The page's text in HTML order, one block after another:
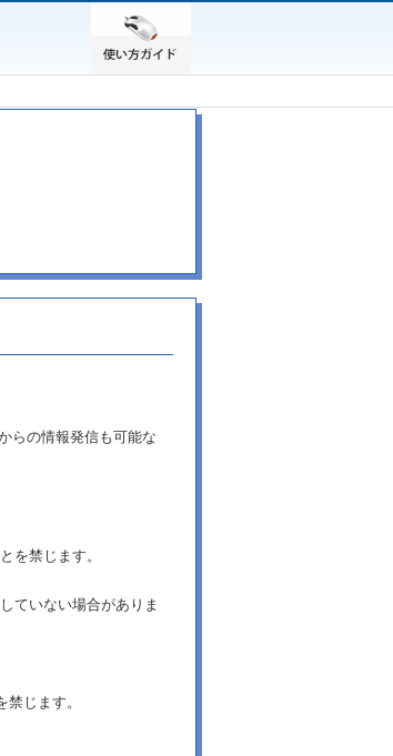
らの情報発信も可能な
を禁じます。
ていない場合がありま
じます。